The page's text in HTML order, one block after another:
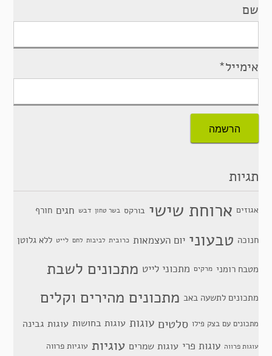
שם
אימייל*
תגיות
אגוזים ארוחת שישי בורקס בשר טחון דבש חגים חורף
חנוכה טבעוני יום העצמאות כרובית לביבות לחם לייט ללא גלוטן
מטבח רומני מרקים מתכוני לייט מתכונים לשבת
מתכונים לתשעה באב מתכונים מהירים וקלים
מתכונים עם בצק פילו סלטים עוגות עוגות בחושות עוגות גבינה
עוגות פרווה עוגות פרי עוגות שמרים עוגיות עוגיות פרווה